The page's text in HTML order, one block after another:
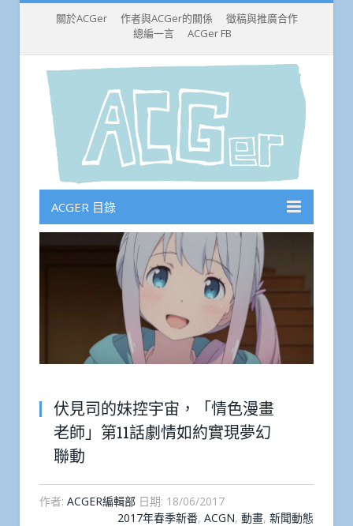
關於ACGer 作者與ACGer的關係
徵稿與推廣合作
總編一言
ACGer FB
ACGER 目錄
伏見司的妹控宇宙，「情色漫畫
老師」第11話劇情如約實現夢幻
聯動
作者: ACGER編輯部 日期: 18/06/2017
2017年春季新番, ACGN, 動畫, 新聞動態